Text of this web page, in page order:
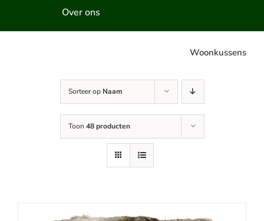
Over ons
Woonkussens
Sorteer op Naam
Toon 48 producten